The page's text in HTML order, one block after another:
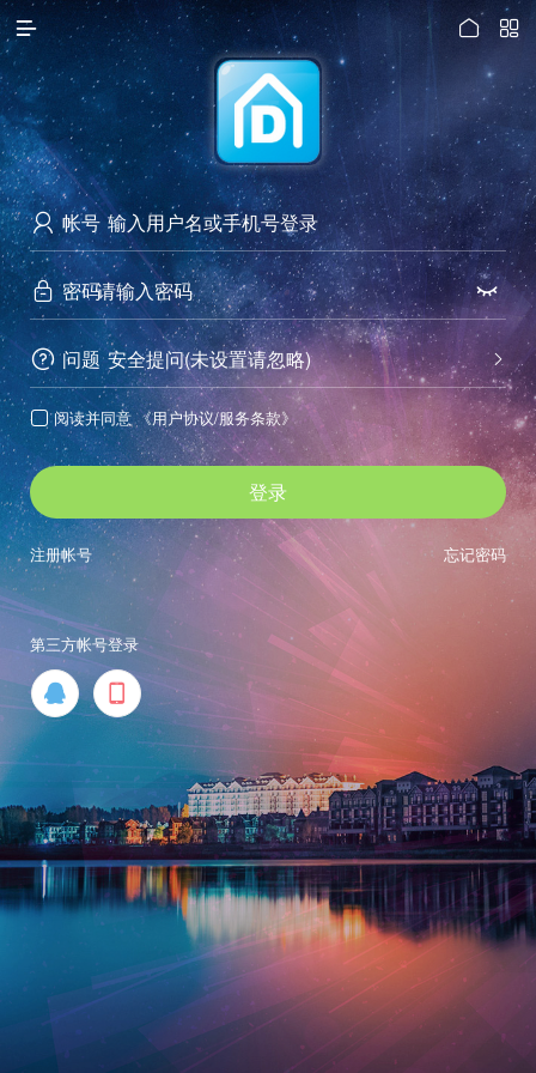

访问电脑版
 

 帐号
 密码 
 问题 
安全提问(未设置请忽略)
 阅读并同意 《用户协议/服务条款》
登录
忘记密码
注册帐号
第三方帐号登录
 